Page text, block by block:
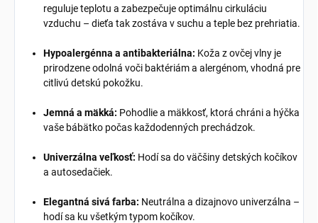
reguluje teplotu a zabezpečuje optimálnu cirkuláciu
vzduchu – dieťa tak zostáva v suchu a teple bez prehriatia.
Hypoalergénna a antibakteriálna: Koža z ovčej vlny je
prirodzene odolná voči baktériám a alergénom, vhodná pre
citlivú detskú pokožku.
Jemná a mäkká: Pohodlie a mäkkosť, ktorá chráni a hýčka
vaše bábätko počas každodenných prechádzok.
Univerzálna veľkosť: Hodí sa do väčšiny detských kočíkov
a autosedačiek.
Elegantná sivá farba: Neutrálna a dizajnovo univerzálna –
hodí sa ku všetkým typom kočíkov.